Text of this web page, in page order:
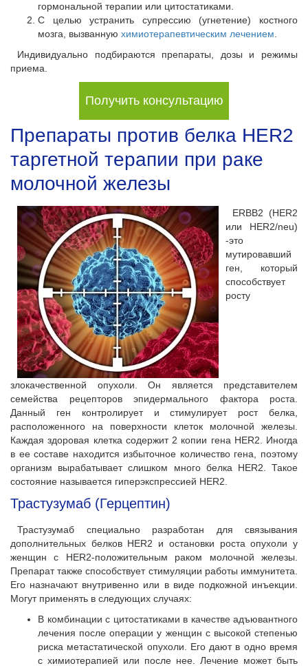
гормональной терапии или цитостатиками.
С целью устранить супрессию (угнетение) костного
мозга, вызванную химиотерапевтическим лечением.
Индивидуально подбираются препараты, дозы и режимы
приема.
Получить консультацию
Препараты против белка HER2
таргетной терапии при раке
молочной железы
ERBB2 (HER2
или HER2/neu)
-это
мутировавший
ген, который
способствует
росту
злокачественной опухоли. Он является представителем
семейства рецепторов эпидермального фактора роста.
Данный ген контролирует и стимулирует рост белка,
расположенного на поверхности клеток молочной железы.
Каждая здоровая клетка содержит 2 копии гена HER2. Иногда
в ее составе находится избыточное количество гена, поэтому
организм вырабатывает слишком много белка HER2. Такое
состояние называется гиперэкспрессией HER2.
Трастузумаб (Герцептин)
Трастузумаб специально разработан для связывания
дополнительных белков HER2 и остановки роста опухоли у
женщин с HER2-положительным раком молочной железы.
Препарат также способствует стимуляции работы иммунитета.
Его назначают внутривенно или в виде подкожной инъекции.
Могут применять в следующих случаях:
В комбинации с цитостатиками в качестве адъювантного
лечения после операции у женщин с высокой степенью
риска метастатической опухоли. Его дают в одно время
с химиотерапией или после нее. Лечение может быть